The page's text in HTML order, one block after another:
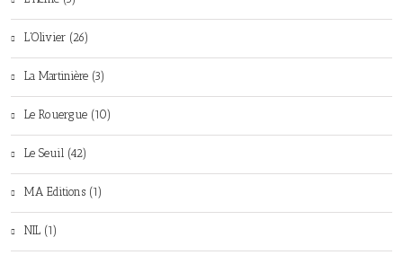
L'Olivier (26)
La Martinière (3)
Le Rouergue (10)
Le Seuil (42)
MA Editions (1)
NIL (1)